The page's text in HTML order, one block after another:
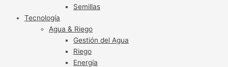
Semillas
Tecnología
Agua & Riego
Gestión del Agua
Riego
Energía